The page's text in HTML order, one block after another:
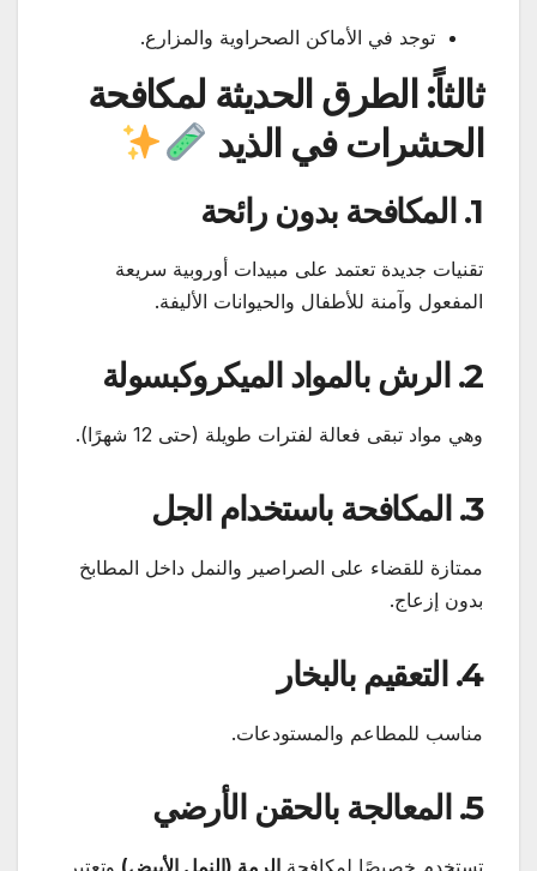
توجد في الأماكن الصحراوية والمزارع.
ثالثاً: الطرق الحديثة لمكافحة
الحشرات في الذيد
1. المكافحة بدون رائحة
تقنيات جديدة تعتمد على مبيدات أوروبية سريعة
المفعول وآمنة للأطفال والحيوانات الأليفة.
2. الرش بالمواد الميكروكبسولة
وهي مواد تبقى فعالة لفترات طويلة (حتى 12 شهرًا).
3. المكافحة باستخدام الجل
ممتازة للقضاء على الصراصير والنمل داخل المطابخ
بدون إزعاج.
4. التعقيم بالبخار
مناسب للمطاعم والمستودعات.
5. المعالجة بالحقن الأرضي